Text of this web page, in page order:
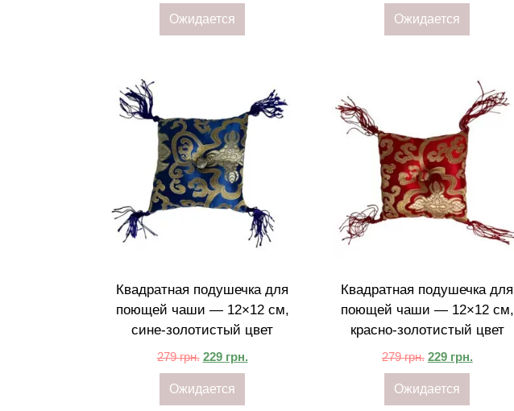
Ожидается Ожидается
Квадратная подушечка для
поющей чаши — 12×12 см,
сине-золотистый цвет
279грн. 229 грн.
Ожидается
Квадратная подушечка для
поющей чаши — 12×12 см,
красно-золотистый цвет
279грн. 229 грн.
Ожидается